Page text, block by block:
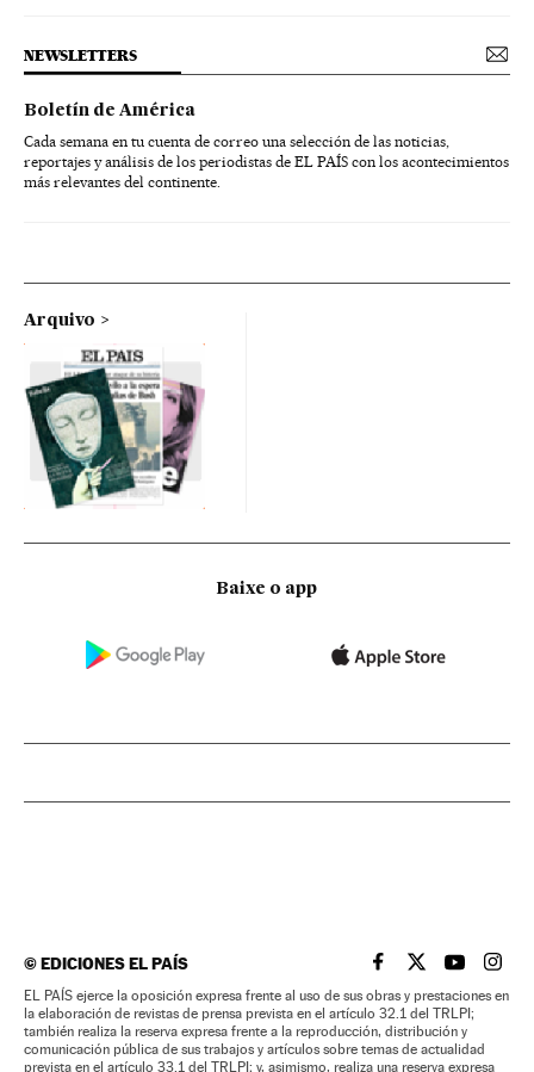
NEWSLETTERS
Boletín de América
Cada semana en tu cuenta de correo una selección de las noticias,
reportajes y análisis de los periodistas de EL PAÍS con los acontecimientos
más relevantes del continente.
Arquivo
Baixe o app
©EDICIONES EL PAÍS EL PAÍS BRASIL EN
EL PAÍSEL PAÍS
EL
EL PAÍS ejerce la oposición expresa frente al uso de sus obras y prestaciones en
la elaboración de revistas de prensa prevista en el artículo 32.1 del TRLPI;
también realiza la reserva expresa frente a la reproducción, distribución y
comunicación pública de sus trabajos y artículos sobre temas de actualidad
prevista en el artículo 33.1 del TRLPI; y, asimismo, realiza una reserva expresa